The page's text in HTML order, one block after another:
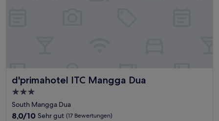
d'primahotel ITC Mangga Dua
d'primahotel ITC Mangga Dua
3.0-
Sterne-
Unterkunft
South Mangga Dua
8.0
8,0/10 Sehr gut (17 Bewertungen)